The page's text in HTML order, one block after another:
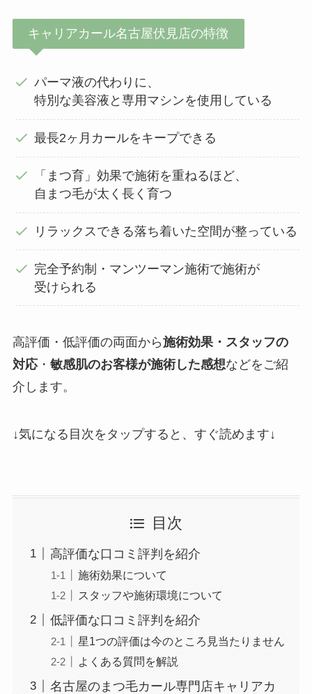
キャリアカール名古屋伏見店の特徴
パーマ液の代わりに、
特別な美容液と専用マシンを使用している
最長2ヶ月カールをキープできる
「まつ育」効果で施術を重ねるほど、
自まつ毛が太く長く育つ
リラックスできる落ち着いた空間が整っている
完全予約制・マンツーマン施術で施術が
受けられる
高評価・低評価の両面から施術効果・スタッフの
対応・ 敏感肌のお客様が施術した感想などをご紹
介します。
↓気になる目次をタップすると、すぐ読めます↓
目次
高評価な口コミ評判を紹介
施術効果について
スタッフや施術環境について
低評価な口コミ評判を紹介
星1つの評価は今のところ見当たりません
よくある質問を解説
名古屋のまつ毛カール専門店キャリアカ